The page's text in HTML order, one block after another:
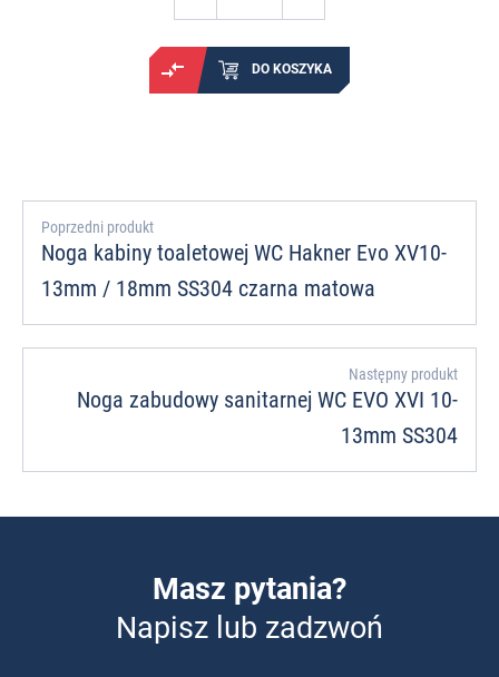
DO KOSZYKA
Poprzedni produkt
Noga kabiny toaletowej WC Hakner Evo XV10-
13mm / 18mm SS304 czarna matowa
Następny produkt
Noga zabudowy sanitarnej WC EVO XVI 10-
13mm SS304
Masz pytania?
Napisz lub zadzwoń